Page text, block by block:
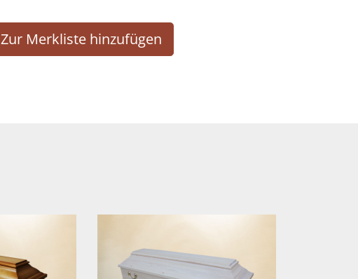
Zur Merkliste hinzufügen